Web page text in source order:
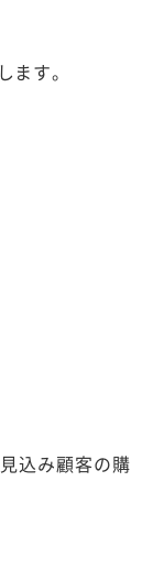
す。
込み顧客の購